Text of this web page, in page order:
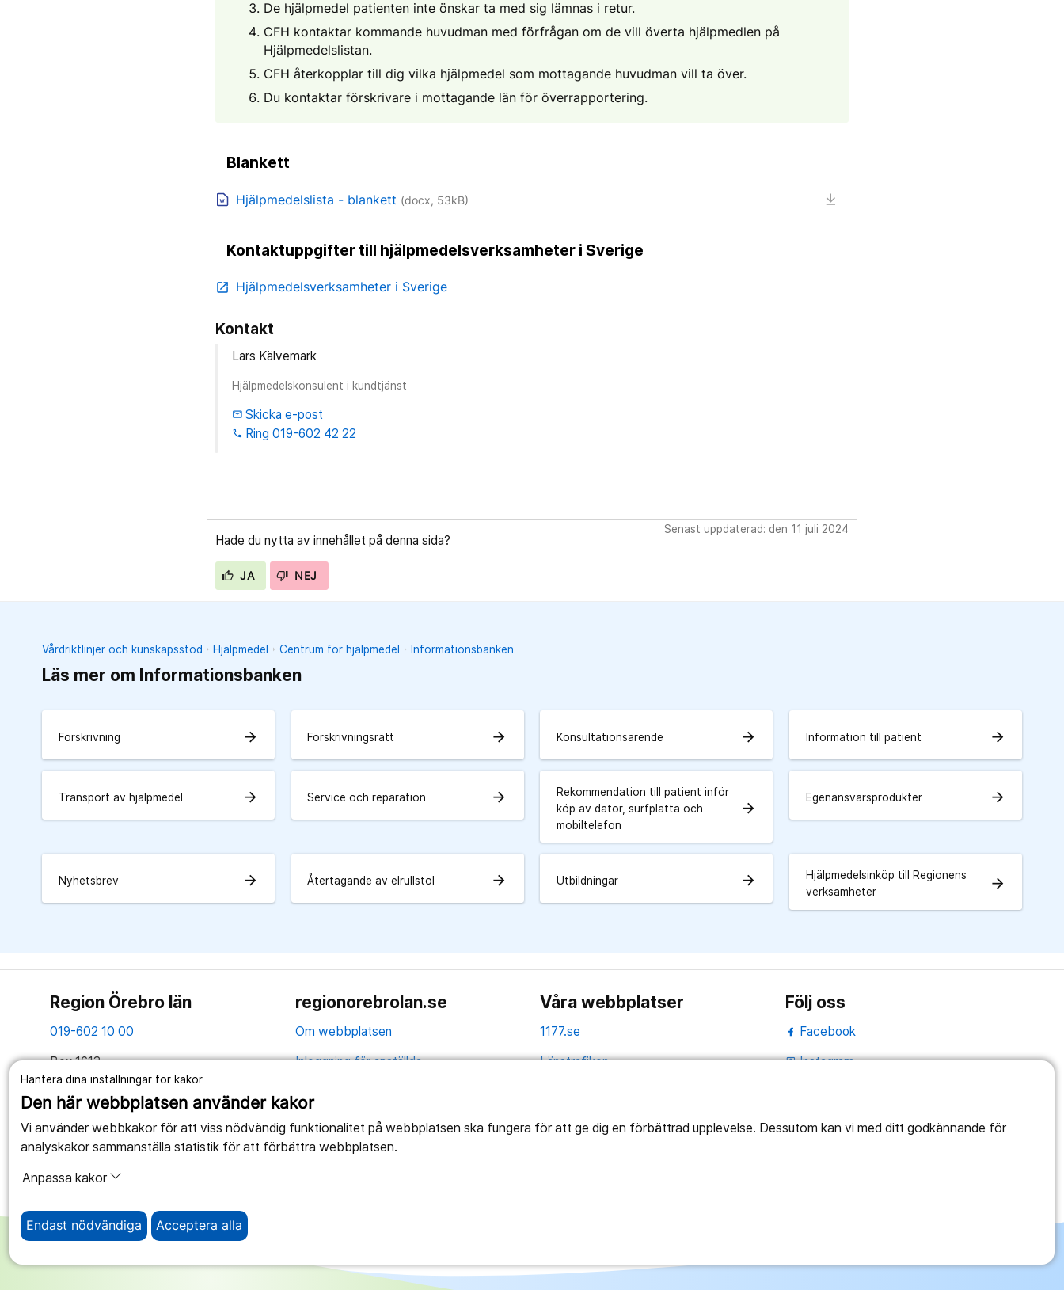
Hantera dina inställningar för kakor
Den här webbplatsen använder kakor
Vi använder webbkakor för att viss nödvändig funktionalitet på webbplatsen ska fungera för att ge dig en förbättrad upplevelse. Dessutom kan vi med ditt godkännande för
analyskakor sammanställa statistik för att förbättra webbplatsen.
Anpassa kakor
Endast nödvändiga Acceptera alla
De hjälpmedel patienten inte önskar ta med sig lämnas i retur.
CFH kontaktar kommande huvudman med förfrågan om de vill överta hjälpmedlen på
Hjälpmedelslistan.
CFH återkopplar till dig vilka hjälpmedel som mottagande huvudman vill ta över.
Du kontaktar förskrivare i mottagande län för överrapportering.
Blankett
Hjälpmedelslista - blankett (docx, 53kB)
Kontaktuppgifter till hjälpmedelsverksamheter i Sverige
open_in_new Hjälpmedelsverksamheter i Sverige
Kontakt
Lars Kälvemark
Hjälpmedelskonsulent i kundtjänst
email Skicka e-post
phone Ring 019-602 42 22
Hade du nytta av innehållet på denna sida?
JA NEJ
Senast uppdaterad: den 11 juli 2024
Vårdriktlinjer och kunskapsstöd Hjälpmedel Centrum för hjälpmedel Informationsbanken
Läs mer om Informationsbanken
Förskrivning arrow_forward Förskrivningsrätt arrow_forward Konsultationsärende arrow_forward Information till patient arrow_forward
Transport av hjälpmedel arrow_forward Service och reparation arrow_forward
Rekommendation till patient inför
köp av dator, surfplatta och
mobiltelefon
arrow_forward
Egenansvarsprodukter arrow_forward
Nyhetsbrev arrow_forward Återtagande av elrullstol arrow_forward Utbildningar arrow_forward
Hjälpmedelsinköp till Regionens
verksamheter
arrow_forward
Region Örebro län
019-602 10 00
Box 1613
701 16 Örebro
Tillsammans skapar vi ett bättre liv
regionorebrolan.se
Om webbplatsen
Inloggning för anställda
Webbplatsens tillgänglighet
Våra webbplatser
1177.se
Länstrafiken
Följ oss
Facebook
portraitInstagram